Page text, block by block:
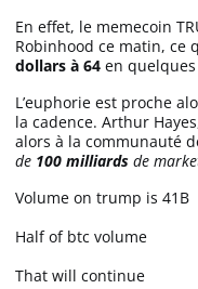
Apprendre
Indicateurs
Investir
Meilleures
En effet, le memecoin
Robinhood ce matin, ce
dollars à 64 en
L’euphorie est proche
la cadence. Arthur
alors à la communauté
de 100 milliards de
Volume on trump is 41B
Half of btc volume
That will continue